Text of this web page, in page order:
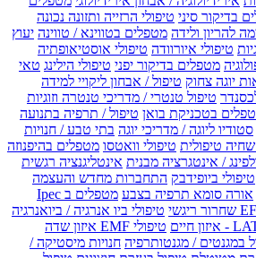
בדיקור סיני טיפולי הרזייה ותזונה נכונה
להריון ולידה מטפלים בטווינא / טווינה יעוץ
טיפולי איורוודה טיפולי אוסטיאופתיה
מטפלים בדיקור יפני טיפולי הילינג טאי
יוגה צחוק טיפול / אבחון ליקויי למידה
טיפול טנטרי / מדריכי טנטרה וזוגיות
בטכניקת בואן טיפול / תרפיה בתנועה
סטודיו ליוגה / מדריכי יוגה בתי טבע / חנויות
טיפולית טיפולי וואטסו מטפלים בהיפנוזה
/ אינטגרציה מבנית אינטליגנציה רגשית
טיפולי ביופידבק התחברות מחדש והעצמה
אורה סומא תרפיה בצבע
מטפלים ב Ipec
טיפולי ביו אנרגיה / ביואנרגיה
טיפולי EMF איזון שדה
במגנטים / מגנטותרפיה חנויות מיסטיקה /